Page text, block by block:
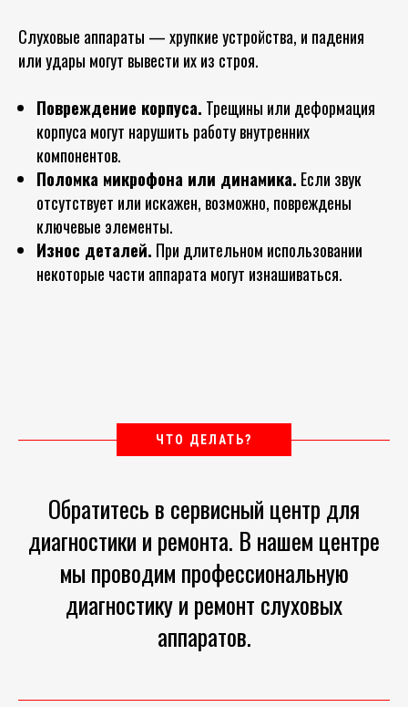
Слуховые аппараты — хрупкие устройства, и падения
или удары могут вывести их из строя.
Повреждение корпуса. Трещины или деформация
корпуса могут нарушить работу внутренних
компонентов.
Поломка микрофона или динамика. Если звук
отсутствует или искажен, возможно, повреждены
ключевые элементы.
Износ деталей. При длительном использовании
некоторые части аппарата могут изнашиваться.
ЧТО ДЕЛАТЬ?
Обратитесь в сервисный центр для
диагностики и ремонта. В нашем центре
мы проводим профессиональную
диагностику и ремонт слуховых
аппаратов.